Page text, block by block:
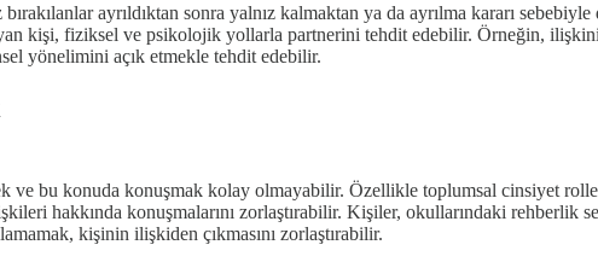
ayrıldıktan sonra yalnız kalmaktan ya da ayrılma kararı
kişi, fiziksel ve psikolojik yollarla partnerini tehdit edebilir. Örneğin,
yönelimini açık etmekle tehdit edebilir.
bu konuda konuşmak kolay olmayabilir. Özellikle toplumsal cinsiyet
hakkında konuşmalarını zorlaştırabilir. Kişiler, okullarındaki
kişinin ilişkiden çıkmasını zorlaştırabilir.